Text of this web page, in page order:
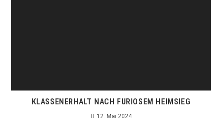
KLASSENERHALT NACH FURIOSEM HEIMSIEG
12. Mai 2024